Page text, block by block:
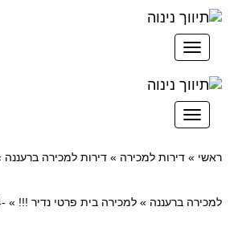
תפריט
תפריט
ראשי » דירות למכירה » דירות למכירה ברעננה
למכירה ברעננה » למכירה בית פרטי נדיר !!! »